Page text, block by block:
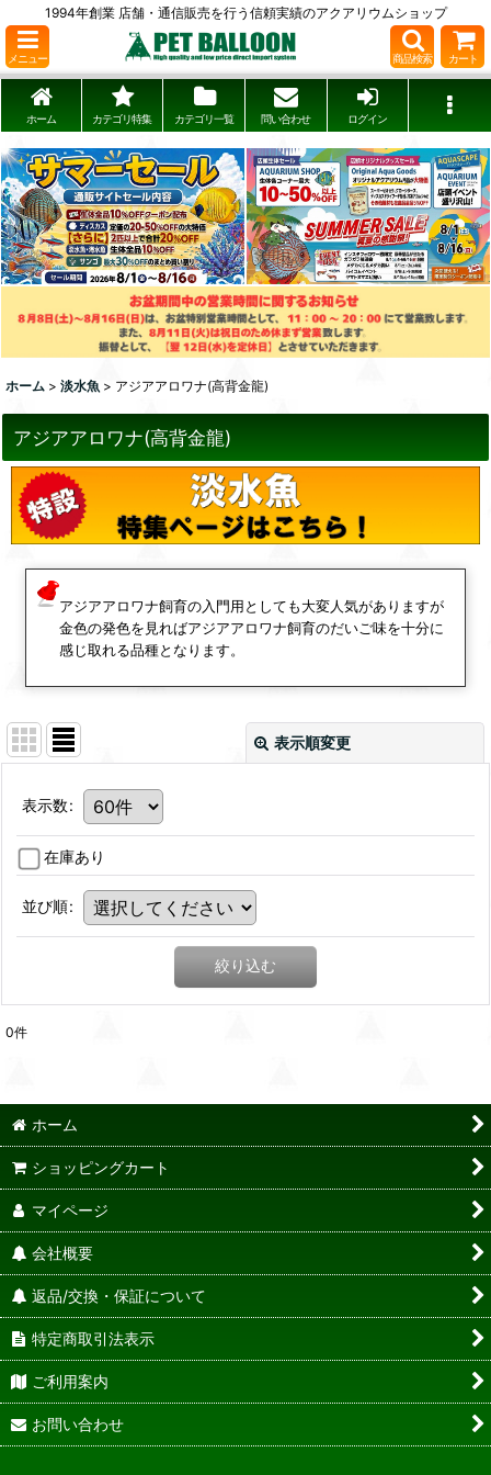
1994年創業 店舗・通信販売を行う信頼実績のアクアリウムショップ
メニュー 商品検索 カート
ホーム カテゴリ特集 カテゴリ一覧 問い合わせ ログイン
ホーム > 淡水魚 > アジアアロワナ(高背金龍)
アジアアロワナ(高背金龍)
アジアアロワナ飼育の入門用としても大変人気がありますが
金色の発色を見ればアジアアロワナ飼育のだいご味を十分に
感じ取れる品種となります。
表示順変更
表示数:
在庫あり
並び順:
絞り込む
0件
ホーム
ショッピングカート
マイページ
会社概要
返品/交換・保証について
特定商取引法表示
ご利用案内
お問い合わせ